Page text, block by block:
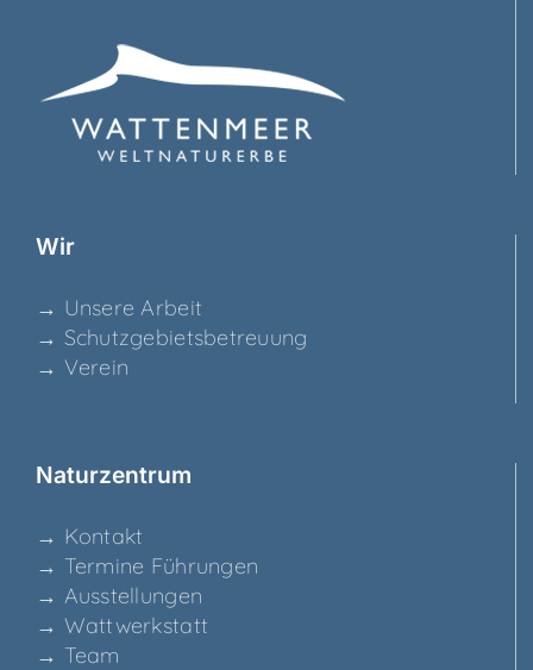
Wir
→ Unse­re Arbeit
→ Schutz­ge­biets­be­treu­ung
→ Ver­ein
Natur­zen­trum
→ Kon­takt
→ Ter­mi­ne Führungen
→ Aus­stel­lun­gen
→ Watt­werk­statt
→ Team